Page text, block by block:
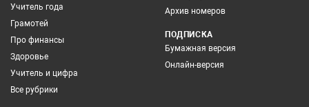
Учитель года
Грамотей
Про финансы
Здоровье
Учитель и цифра
Все рубрики
Архив номеров
ПОДПИСКА
Бумажная версия
Онлайн-версия